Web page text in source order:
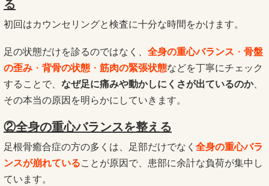
る
初回はカウンセリングと検査に十分な時間をかけます。
足の状態だけを診るのではなく、 全身の重心バランス ・ 骨盤
の歪み ・ 背骨の状態 ・ 筋肉の緊張状態などを丁寧にチェック
することで、 なぜ足に痛みや動かしにくさが出ているのか、
その本当の原因を明らかにしていきます。
②全身の重心バランスを整える
足根骨癒合症の方の多くは、足部だけでなく 全身の重心バラ
ンスが崩れていることが原因で、患部に余計な負荷が集中し
ています。